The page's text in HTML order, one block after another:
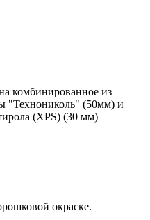
комбинированное из
"Технониколь" (50мм) и
(XPS) (30 мм)
окраске.